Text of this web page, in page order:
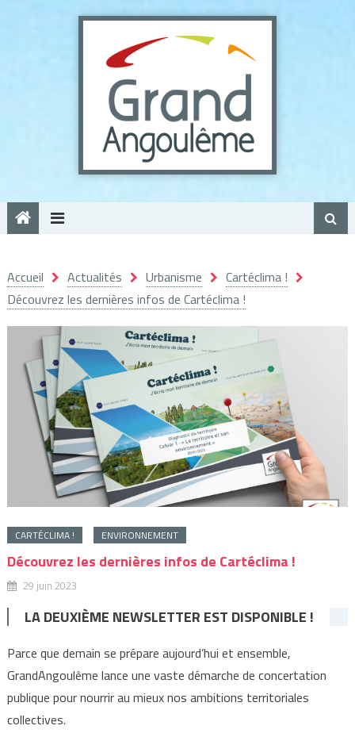
Accueil Actualités Urbanisme
Cartéclima !
Découvrez les dernières infos de Cartéclima !
CARTÉCLIMA ! ENVIRONNEMENT
Découvrez les dernières infos de Cartéclima !
29 juin 2023
LA DEUXIÈME NEWSLETTER EST DISPONIBLE !
Parce que demain se prépare aujourd’hui et ensemble,
GrandAngoulême lance une vaste démarche de concertation
publique pour nourrir au mieux nos ambitions territoriales
collectives.
Panneau de gestion des cookies